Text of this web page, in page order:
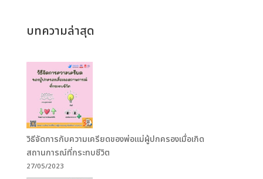
บทความล่าสุด
วิธีจัดการกับความเครียดของพ่อแม่ผู้ปกครองเมื่อเกิด
สถานการณ์ที่กระทบชีวิต
27/05/2023